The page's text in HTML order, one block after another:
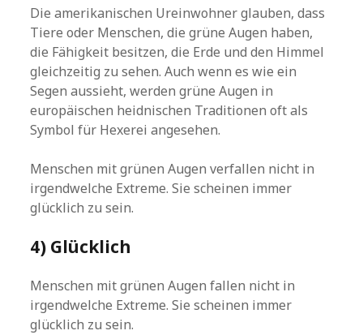
Die amerikanischen Ureinwohner glauben, dass
Tiere oder Menschen, die grüne Augen haben,
die Fähigkeit besitzen, die Erde und den Himmel
gleichzeitig zu sehen. Auch wenn es wie ein
Segen aussieht, werden grüne Augen in
europäischen heidnischen Traditionen oft als
Symbol für Hexerei angesehen.
Menschen mit grünen Augen verfallen nicht in
irgendwelche Extreme. Sie scheinen immer
glücklich zu sein.
4) Glücklich
Menschen mit grünen Augen fallen nicht in
irgendwelche Extreme. Sie scheinen immer
glücklich zu sein.